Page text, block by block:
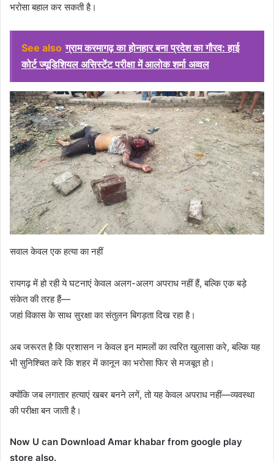
भरोसा बहाल कर सकती है।
See also ग्राम करमागढ़ का होनहार बना प्रदेश का गौरव: हाई
कोर्ट ज्यूडिशियल असिस्टेंट परीक्षा में आलोक शर्मा अव्वल
सवाल केवल एक हत्या का नहीं
रायगढ़ में हो रही ये घटनाएं केवल अलग-अलग अपराध नहीं हैं, बल्कि एक बड़े
संकेत की तरह हैं—
जहां विकास के साथ सुरक्षा का संतुलन बिगड़ता दिख रहा है।
अब जरूरत है कि प्रशासन न केवल इन मामलों का त्वरित खुलासा करे, बल्कि यह
भी सुनिश्चित करे कि शहर में कानून का भरोसा फिर से मजबूत हो।
क्योंकि जब लगातार हत्याएं खबर बनने लगें, तो यह केवल अपराध नहीं—व्यवस्था
की परीक्षा बन जाती है।
Now U can Download Amar khabar from google play
store also.